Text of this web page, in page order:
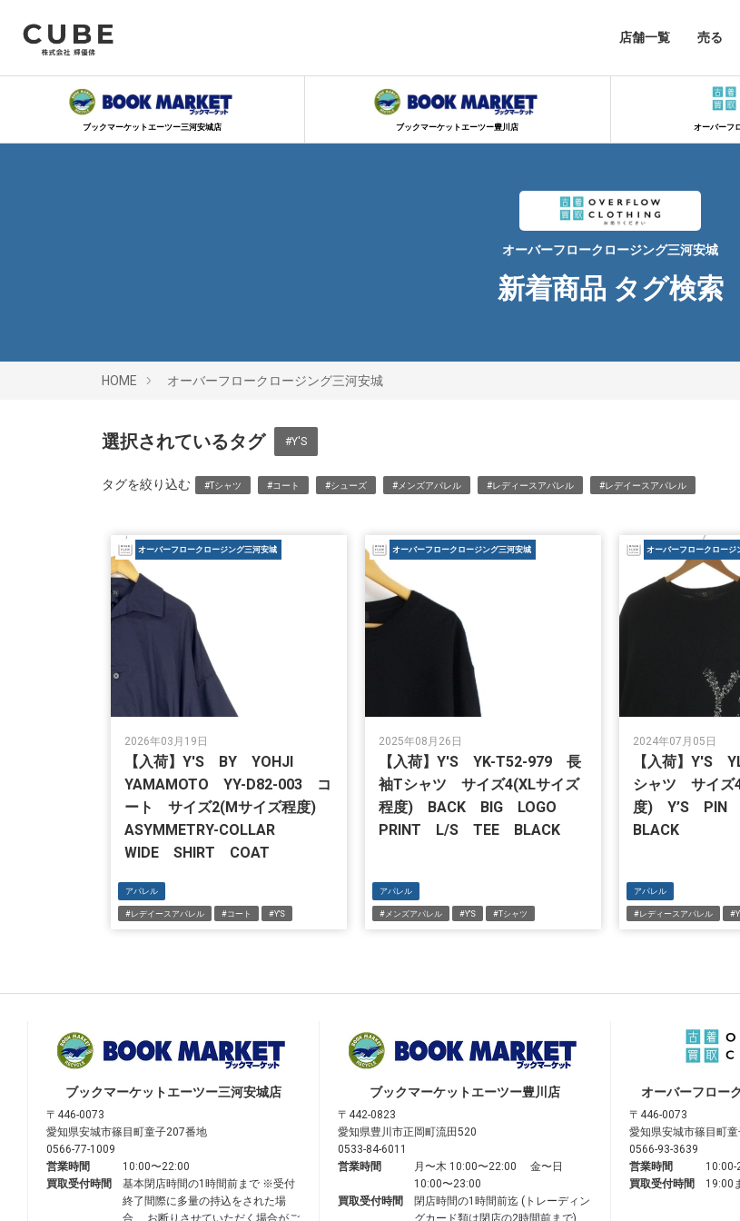
店舗一覧 売る
ブックマーケットエーツー三河安城店 ブックマーケットエーツー豊川店 オーバーフ
オーバーフロークロージング三河安城
新着商品 タグ検索
HOME オーバーフロークロージング三河安城
選択されているタグ #Y'S
タグを絞り込む #Tシャツ #コート #シューズ #メンズアパレル #レディースアパレル #レデイースアパレル
オーバーフロークロージング三河安城
2026年03月19日
【入荷】Y'S BY YOHJI
YAMAMOTO YY-D82-003 コ
ート サイズ2(Mサイズ程度)
ASYMMETRY-COLLAR
WIDE SHIRT COAT
アパレル
#レデイースアパレル #コート #Y'S
オーバーフロークロージング三河安城
2025年08月26日
【入荷】Y'S YK-T52-979 長
袖Tシャツ サイズ4(XLサイズ
程度) BACK BIG LOGO
PRINT L/S TEE BLACK
アパレル
#メンズアパレル #Y'S #Tシャツ
オーバーフロークロージ
2024年07月05日
【入荷】Y'S
シャツ サイズ
度) Y’S PIN
BLACK
アパレル
#レディースアパレル
ブックマーケットエーツー三河安城店
〒446-0073
愛知県安城市篠目町童子207番地
0566-77-1009
営業時間
10:00〜22:00
買取受付時間
基本閉店時間の1時間前まで ※受付
終了間際に多量の持込をされた場
合、 お断りさせていただく場合がご
ブックマーケットエーツー豊川店
〒442-0823
愛知県豊川市正岡町流田520
0533-84-6011
営業時間
月〜木 10:00〜22:00 金〜日
10:00〜23:00
買取受付時間
閉店時間の1時間前迄 (トレーディン
グカード類は閉店の2時間前まで)
オーバーフロー
〒446-0073
愛知県安城市篠目町
0566-93-3639
営業時間
10:00-
買取受付時間
19:00